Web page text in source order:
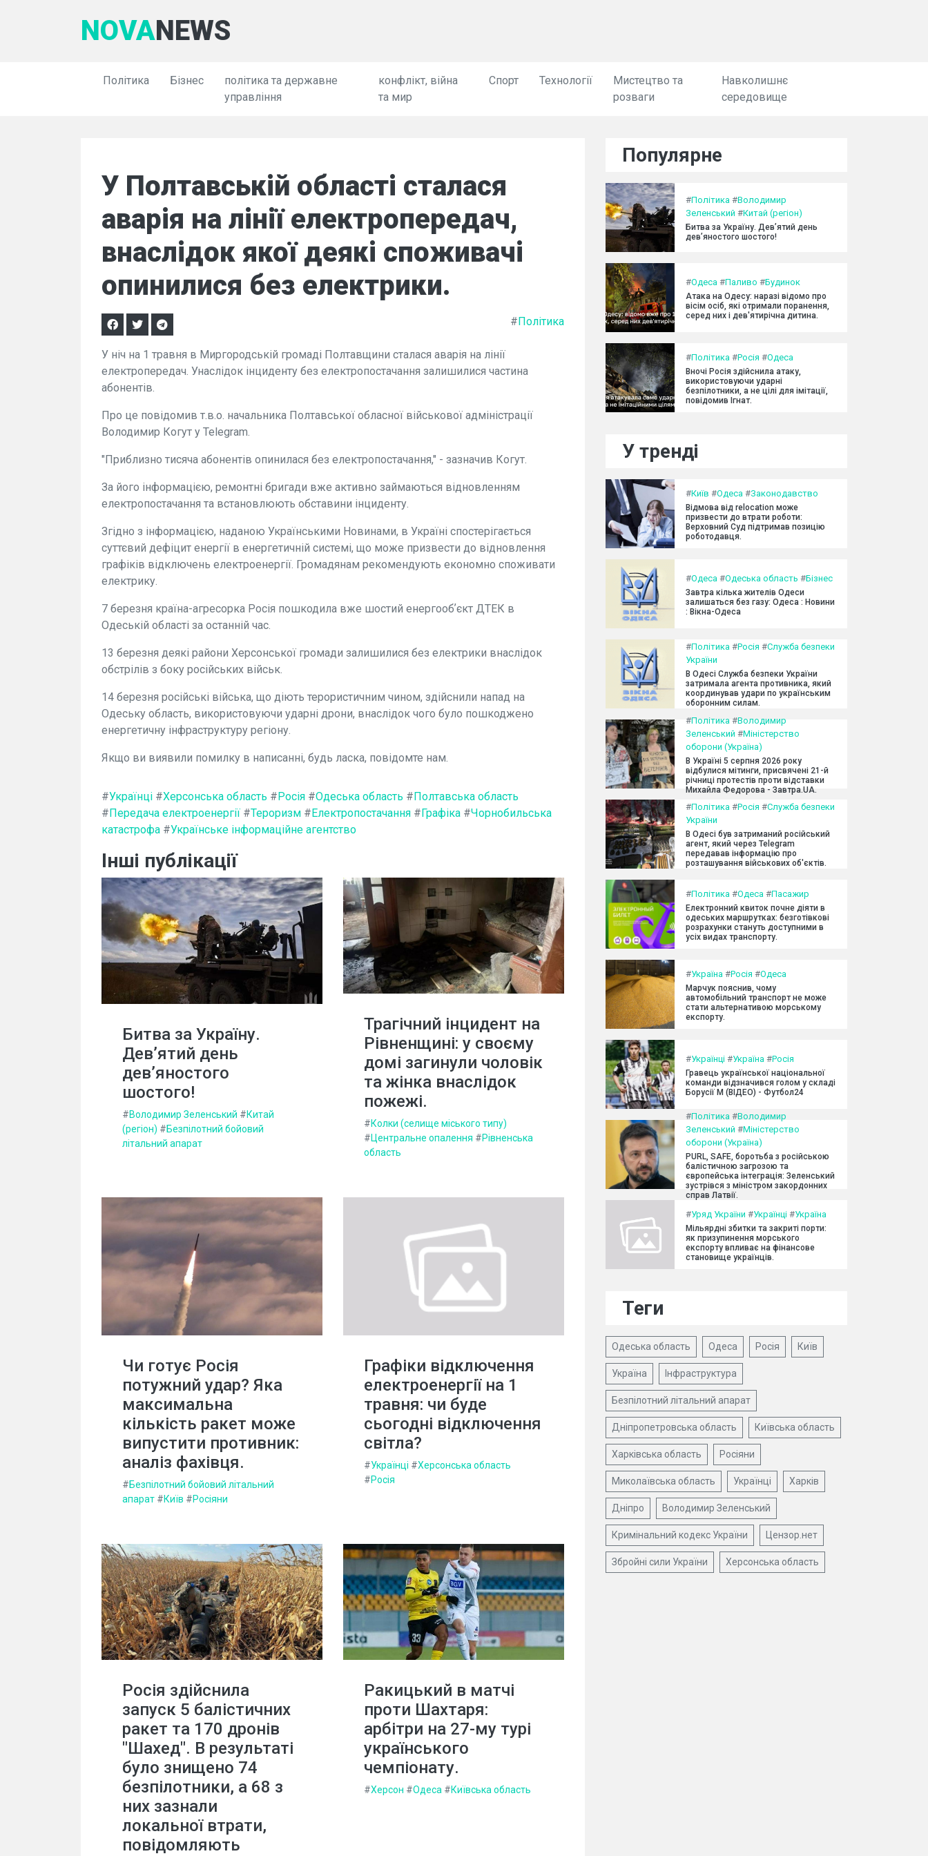
NOVANEWS
Політика Бізнес
політика та державне
управління
конфлікт, війна
та мир
Спорт Технології
Мистецтво та
розваги
Навколишнє
середовище
У Полтавській області сталася
аварія на лінії електропередач,
внаслідок якої деякі споживачі
опинилися без електрики.
#Політика
У ніч на 1 травня в Миргородській громаді Полтавщини сталася аварія на лінії
електропередач. Унаслідок інциденту без електропостачання залишилися частина
абонентів.
Про це повідомив т.в.о. начальника Полтавської обласної військової адміністрації
Володимир Когут у Telegram.
"Приблизно тисяча абонентів опинилася без електропостачання," - зазначив Когут.
За його інформацією, ремонтні бригади вже активно займаються відновленням
електропостачання та встановлюють обставини інциденту.
Згідно з інформацією, наданою Українськими Новинами, в Україні спостерігається
суттєвий дефіцит енергії в енергетичній системі, що може призвести до відновлення
графіків відключень електроенергії. Громадянам рекомендують економно споживати
електрику.
7 березня країна-агресорка Росія пошкодила вже шостий енергообʼєкт ДТЕК в
Одеській області за останній час.
13 березня деякі райони Херсонської громади залишилися без електрики внаслідок
обстрілів з боку російських військ.
14 березня російські війська, що діють терористичним чином, здійснили напад на
Одеську область, використовуючи ударні дрони, внаслідок чого було пошкоджено
енергетичну інфраструктуру регіону.
Якщо ви виявили помилку в написанні, будь ласка, повідомте нам.
#Українці #Херсонська область #Росія #Одеська область #Полтавська область
#Передача електроенергії #Тероризм #Електропостачання #Графіка #Чорнобильська
катастрофа #Українське інформаційне агентство
Інші публікації
Битва за Україну.
Дев’ятий день
дев’яностого
шостого!
#Володимир Зеленський #Китай
(регіон) #Безпілотний бойовий
літальний апарат
Трагічний інцидент на
Рівненщині: у своєму
домі загинули чоловік
та жінка внаслідок
пожежі.
#Колки (селище міського типу)
#Центральне опалення #Рівненська
область
Чи готує Росія
потужний удар? Яка
максимальна
кількість ракет може
випустити противник:
аналіз фахівця.
#Безпілотний бойовий літальний
апарат #Київ #Росіяни
Графіки відключення
електроенергії на 1
травня: чи буде
сьогодні відключення
світла?
#Українці #Херсонська область
#Росія
Росія здійснила
запуск 5 балістичних
ракет та 170 дронів
"Шахед". В результаті
було знищено 74
безпілотники, а 68 з
них зазнали
локальної втрати,
повідомляють
Ракицький в матчі
проти Шахтаря:
арбітри на 27-му турі
українського
чемпіонату.
#Херсон #Одеса #Київська область
Популярне
#Політика #Володимир
Зеленський #Китай (регіон)
Битва за Україну. Дев’ятий день
дев’яностого шостого!
#Одеса #Паливо #Будинок
Атака на Одесу: наразі відомо про
вісім осіб, які отримали поранення,
серед них і дев'ятирічна дитина.
#Політика #Росія #Одеса
Вночі Росія здійснила атаку,
використовуючи ударні
безпілотники, а не цілі для імітації,
повідомив Ігнат.
У тренді
#Київ #Одеса #Законодавство
Відмова від relocation може
призвести до втрати роботи:
Верховний Суд підтримав позицію
роботодавця.
#Одеса #Одеська область #Бізнес
Завтра кілька жителів Одеси
залишаться без газу: Одеса : Новини
: Вікна-Одеса
#Політика #Росія #Служба безпеки
України
В Одесі Служба безпеки України
затримала агента противника, який
координував удари по українським
оборонним силам.
#Політика #Володимир
Зеленський #Міністерство
оборони (Україна)
В Україні 5 серпня 2026 року
відбулися мітинги, присвячені 21-й
річниці протестів проти відставки
Михайла Федорова - Завтра.UA.
#Політика #Росія #Служба безпеки
України
В Одесі був затриманий російський
агент, який через Telegram
передавав інформацію про
розташування військових об'єктів.
#Політика #Одеса #Пасажир
Електронний квиток почне діяти в
одеських маршрутках: безготівкові
розрахунки стануть доступними в
усіх видах транспорту.
#Україна #Росія #Одеса
Марчук пояснив, чому
автомобільний транспорт не може
стати альтернативою морському
експорту.
#Українці #Україна #Росія
Гравець української національної
команди відзначився голом у складі
Борусії М (ВІДЕО) - Футбол24
#Політика #Володимир
Зеленський #Міністерство
оборони (Україна)
PURL, SAFE, боротьба з російською
балістичною загрозою та
європейська інтеграція: Зеленський
зустрівся з міністром закордонних
справ Латвії.
#Уряд України #Українці #Україна
Мільярдні збитки та закриті порти:
як призупинення морського
експорту впливає на фінансове
становище українців.
Теги
Одеська область Одеса Росія Київ
Україна Інфраструктура
Безпілотний літальний апарат
Дніпропетровська область Київська область
Харківська область Росіяни
Миколаївська область Українці Харків
Дніпро Володимир Зеленський
Кримінальний кодекс України Цензор.нет
Збройні сили України Херсонська область